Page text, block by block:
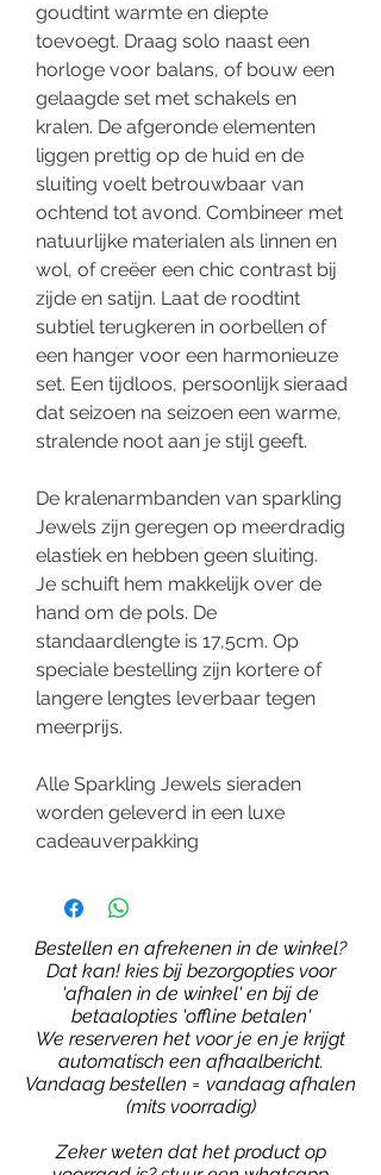
goudtint warmte en diepte
toevoegt. Draag solo naast een
horloge voor balans, of bouw een
gelaagde set met schakels en
kralen. De afgeronde elementen
liggen prettig op de huid en de
sluiting voelt betrouwbaar van
ochtend tot avond. Combineer met
natuurlijke materialen als linnen en
wol, of creëer een chic contrast bij
zijde en satijn. Laat de roodtint
subtiel terugkeren in oorbellen of
een hanger voor een harmonieuze
set. Een tijdloos, persoonlijk sieraad
dat seizoen na seizoen een warme,
stralende noot aan je stijl geeft.
De kralenarmbanden van sparkling
Jewels zijn geregen op meerdradig
elastiek en hebben geen sluiting.
Je schuift hem makkelijk over de
hand om de pols. De
standaardlengte is 17,5cm. Op
speciale bestelling zijn kortere of
langere lengtes leverbaar tegen
meerprijs.
Alle Sparkling Jewels sieraden
worden geleverd in een luxe
cadeauverpakking
Bestellen en afrekenen in de winkel?
Dat kan! kies bij bezorgopties voor
'afhalen in de winkel' en bij de
betaalopties 'offline betalen'
We reserveren het voor je en je krijgt
automatisch een afhaalbericht.
Vandaag bestellen = vandaag afhalen
(mits voorradig)
Zeker weten dat het product op